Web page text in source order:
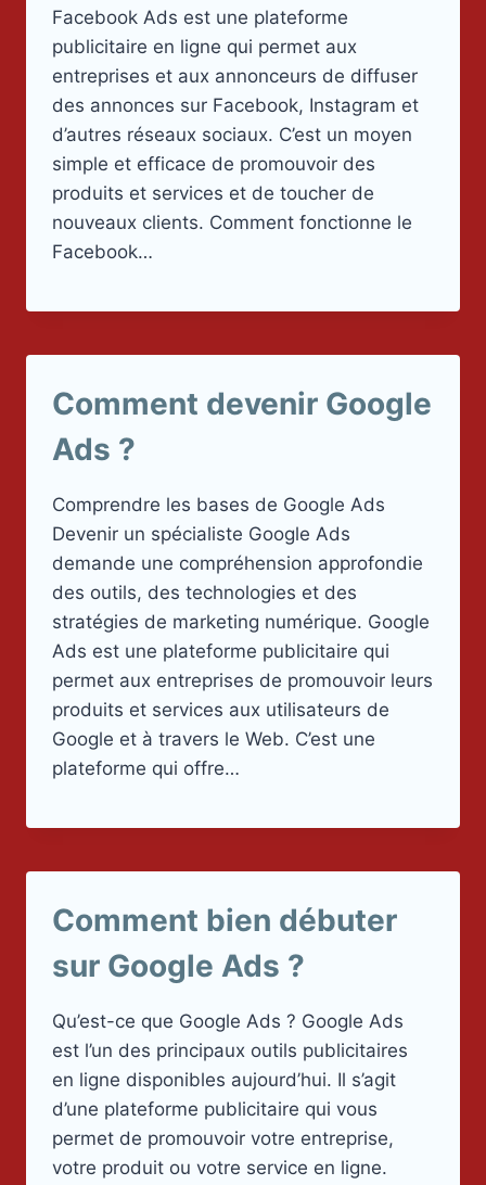
Facebook Ads est une plateforme
publicitaire en ligne qui permet aux
entreprises et aux annonceurs de diffuser
des annonces sur Facebook, Instagram et
d’autres réseaux sociaux. C’est un moyen
simple et efficace de promouvoir des
produits et services et de toucher de
nouveaux clients. Comment fonctionne le
Facebook…
Comment devenir Google
Ads ?
Comprendre les bases de Google Ads
Devenir un spécialiste Google Ads
demande une compréhension approfondie
des outils, des technologies et des
stratégies de marketing numérique. Google
Ads est une plateforme publicitaire qui
permet aux entreprises de promouvoir leurs
produits et services aux utilisateurs de
Google et à travers le Web. C’est une
plateforme qui offre…
Comment bien débuter
sur Google Ads ?
Qu’est-ce que Google Ads ? Google Ads
est l’un des principaux outils publicitaires
en ligne disponibles aujourd’hui. Il s’agit
d’une plateforme publicitaire qui vous
permet de promouvoir votre entreprise,
votre produit ou votre service en ligne.